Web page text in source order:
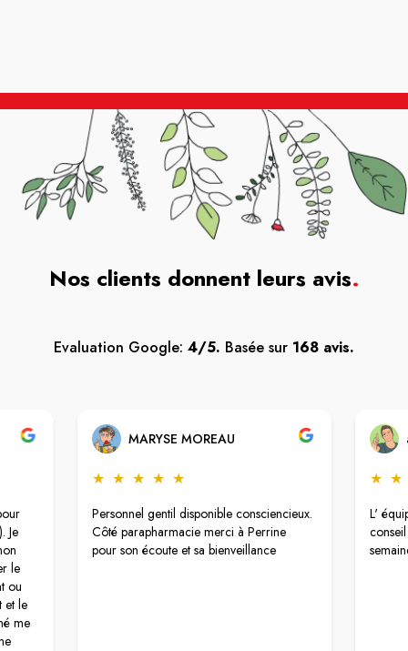
Nos clients donnent leurs avis.
Evaluation Google: 4/5. Basée sur 168 avis.
Je
le
ou
et le
me
MARYSE MOREAU
★ ★ ★ ★ ★
Personnel gentil disponible consciencieux.
Côté parapharmacie merci à Perrine
pour son écoute et sa bienveillance
★ ★
L'